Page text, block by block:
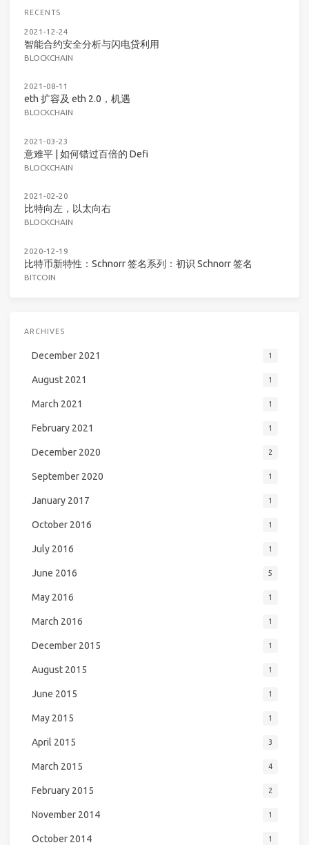
RECENTS
2021-12-24
智能合约安全分析与闪电贷利用
BLOCKCHAIN
2021-08-11
eth 扩容及 eth 2.0，机遇
BLOCKCHAIN
2021-03-23
意难平 | 如何错过百倍的 Defi
BLOCKCHAIN
2021-02-20
比特向左，以太向右
BLOCKCHAIN
2020-12-19
比特币新特性：Schnorr 签名系列：初识 Schnorr 签名
BITCOIN
ARCHIVES
December 2021 1
August 2021 1
March 2021 1
February 2021 1
December 2020 2
September 2020 1
January 2017 1
October 2016 1
July 2016 1
June 2016 5
May 2016 1
March 2016 1
December 2015 1
August 2015 1
June 2015 1
May 2015 1
April 2015 3
March 2015 4
February 2015 2
November 2014 1
October 2014 1